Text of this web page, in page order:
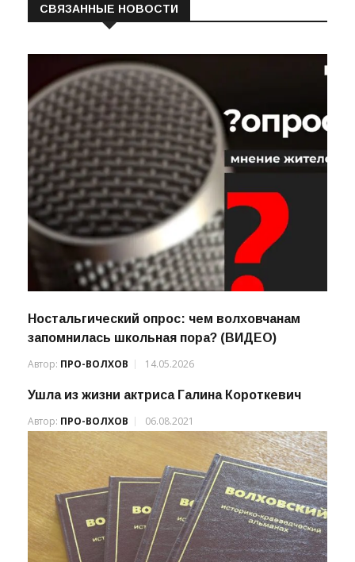
СВЯЗАННЫЕ НОВОСТИ
Ностальгический опрос: чем волховчанам
запомнилась школьная пора? (ВИДЕО)
Автор: ПРО-ВОЛХОВ 14.05.2026
Ушла из жизни актриса Галина Короткевич
Автор: ПРО-ВОЛХОВ 06.08.2021